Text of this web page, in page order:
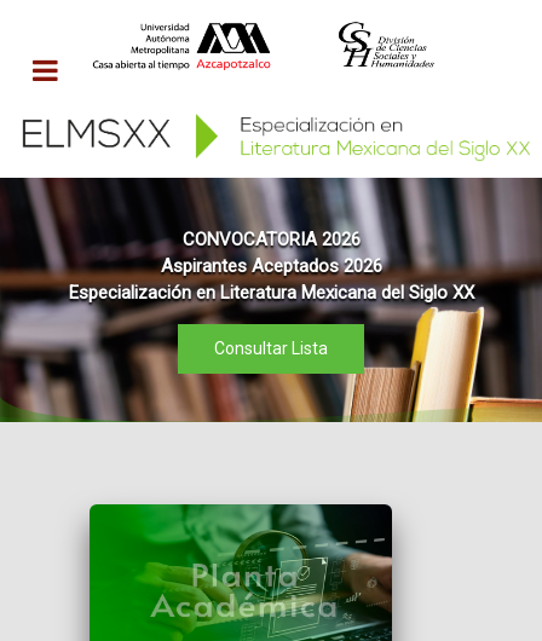
CONVOCATORIA 2026
Aspirantes Aceptados 2026
Especialización en Literatura Mexicana del Siglo XX
Consultar Lista